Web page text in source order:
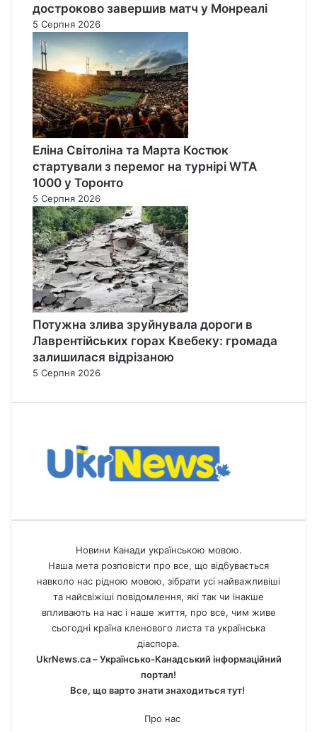
достроково завершив матч у Монреалі
5 Серпня 2026
Еліна Світоліна та Марта Костюк
стартували з перемог на турнірі WTA
1000 у Торонто
5 Серпня 2026
Потужна злива зруйнувала дороги в
Лаврентійських горах Квебеку: громада
залишилася відрізаною
5 Серпня 2026
Новини Канади українською мовою.
Наша мета розповісти про все, що відбувається
навколо нас рідною мовою, зібрати усі найважливіші
та найсвіжіші повідомлення, які так чи інакше
впливають на нас і наше життя, про все, чим живе
сьогодні країна кленового листа та українська
діаспора.
UkrNews.ca – Українсько-Канадський інформаційний
портал!
Все, що варто знати знаходиться тут!
Про нас